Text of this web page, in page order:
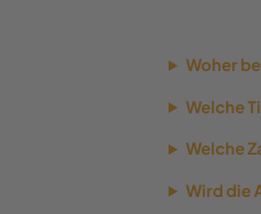
Woher
Welche
Welche
Wird die